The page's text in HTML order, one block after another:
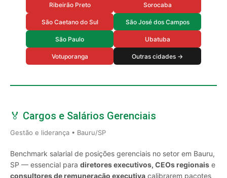
Ribeirão Preto Sorocaba
São Caetano do Sul São José dos Campos
São Paulo Ubatuba
Votuporanga Outras cidades →
🏅 Cargos e Salários Gerenciais
Gestão e liderança • Bauru/SP
Benchmark salarial de posições gerenciais no setor em Bauru,
SP — essencial para diretores executivos, CEOs regionais e
consultores de remuneração executiva calibrarem pacotes